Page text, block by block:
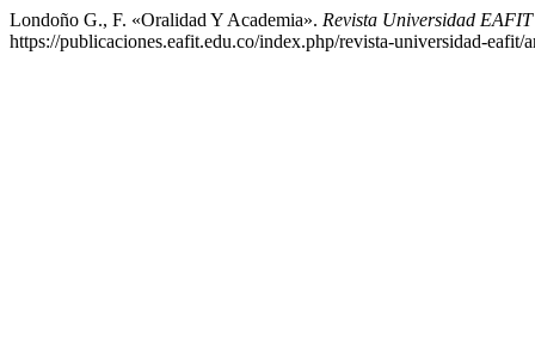
Londoño G., F. «Oralidad Y Academia». Revista Universidad
https://publicaciones.eafit.edu.co/index.php/revista-universidad-eafit/